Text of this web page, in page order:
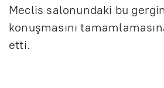
Meclis salonundaki bu
konuşmasını
etti.